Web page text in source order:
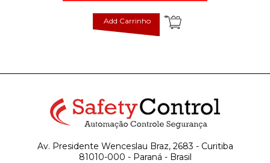
Add Carrinho
Av. Presidente Wenceslau Braz, 2683 - Curitiba
81010-000 - Paraná - Brasil